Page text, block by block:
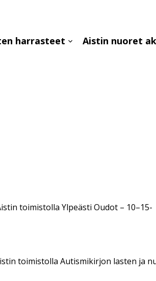
harrasteet
Aistin nuoret
toimistolla Ylpeästi Oudot – 10–15-
toimistolla Autismikirjon lasten ja